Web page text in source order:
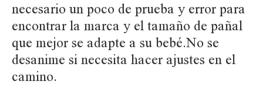
necesario un poco de prueba y error para
encontrar la marca y el tamaño de pañal
que mejor se adapte a su bebé.No se
desanime si necesita hacer ajustes en el
camino.